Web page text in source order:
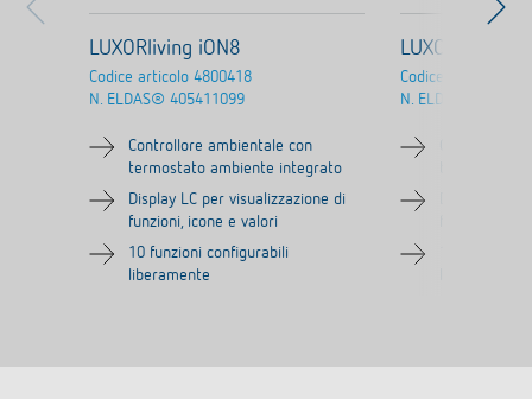
LUXORliving iON8
Codice articolo 4800418
N. ELDAS® 405411099
Controllore ambientale con
termostato ambiente integrato
Display LC per visualizzazione di
funzioni, icone e valori
10 funzioni configurabili
liberamente
LUXORliving
Codice articolo
N. ELDAS®